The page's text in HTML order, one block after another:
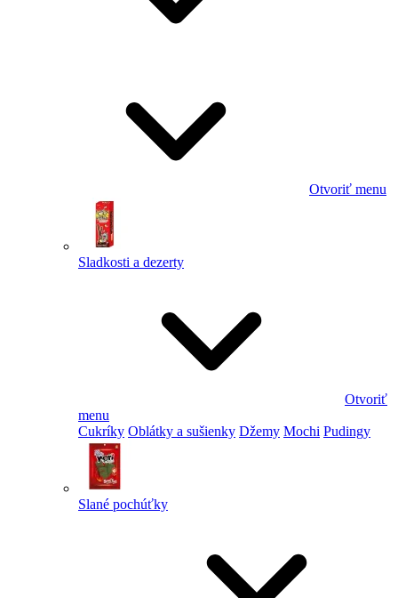
Otvoriť menu
Sladkosti a dezerty
Otvoriť
menu
Cukríky Oblátky a sušienky Džemy Mochi Pudingy
Slané pochúťky